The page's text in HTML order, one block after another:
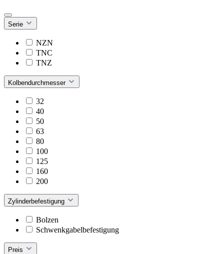
Serie
NZN
TNC
TNZ
Kolbendurchmesser
32
40
50
63
80
100
125
160
200
Zylinderbefestigung
Bolzen
Schwenkgabelbefestigung
Preis